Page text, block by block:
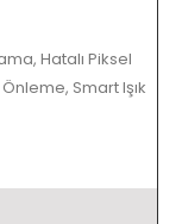
Hatalı Piksel
Smart Işık